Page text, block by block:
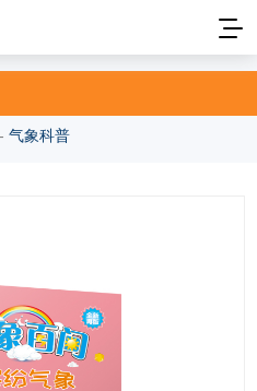
-气象科普